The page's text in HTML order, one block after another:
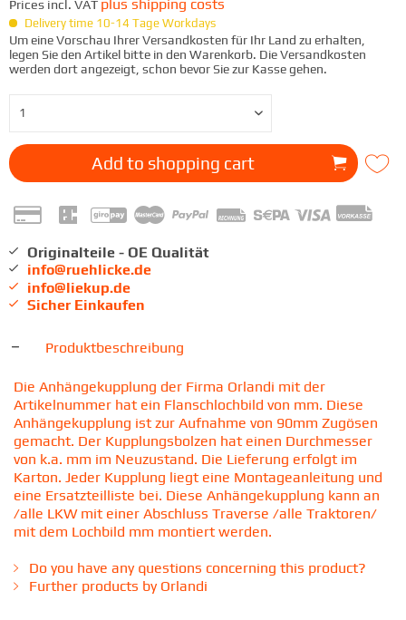
Prices incl. VAT plus shipping costs
Delivery time 10-14 Tage Workdays
Um eine Vorschau Ihrer Versandkosten für Ihr Land zu erhalten,
legen Sie den Artikel bitte in den Warenkorb. Die Versandkosten
werden dort angezeigt, schon bevor Sie zur Kasse gehen.
Add to shopping cart
Originalteile - OE Qualität
info@ruehlicke.de
info@liekup.de
Sicher Einkaufen
Produktbeschreibung
Die Anhängekupplung der Firma Orlandi mit der
Artikelnummer hat ein Flanschlochbild von mm. Diese
Anhängekupplung ist zur Aufnahme von 90mm Zugösen
gemacht. Der Kupplungsbolzen hat einen Durchmesser
von k.a. mm im Neuzustand. Die Lieferung erfolgt im
Karton. Jeder Kupplung liegt eine Montageanleitung und
eine Ersatzteilliste bei. Diese Anhängekupplung kann an
/alle LKW mit einer Abschluss Traverse /alle Traktoren/
mit dem Lochbild mm montiert werden.
Do you have any questions concerning this product?
Further products by Orlandi